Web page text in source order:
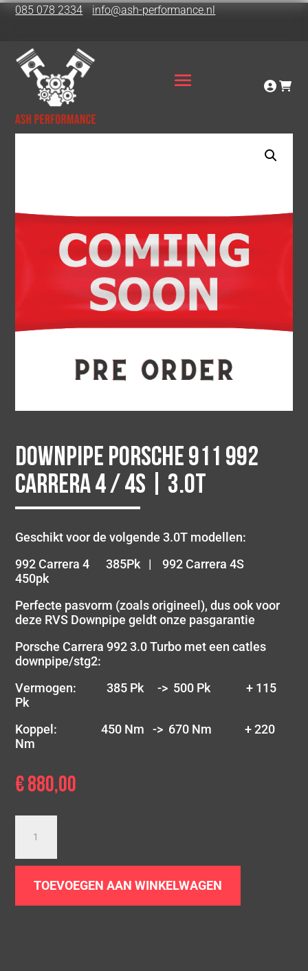
085 078 2334 info@ash-performance.nl
Downpipe Porsche 911 992
Carrera 4 / 4S | 3.0T
Geschikt voor de volgende 3.0T modellen:
992 Carrera 4 385Pk | 992 Carrera 4S
450pk
Perfecte pasvorm (zoals origineel), dus ook voor
deze RVS Downpipe geldt onze pasgarantie
Porsche Carrera 992 3.0 Turbo met een catles
downpipe/stg2:
Vermogen: 385 Pk -> 500 Pk + 115
Pk
Koppel: 450 Nm -> 670 Nm + 220
Nm
€880,00
Porsche
992
Carrera
4
TOEVOEGEN AAN WINKELWAGEN